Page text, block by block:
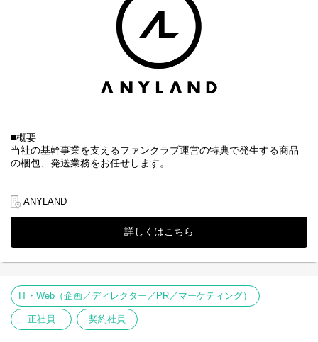
②一次面接（現場リーダークラス） ※WEB形式可
③二次面接（代表取締役） ※原則、対面形式
※選考状況によっては面接が増える可能性もあります。
や、公式アプリサービスなどのファンサービス事業を運営してお
り、「すべてのワクワクの裏側に」というミッションの下、アー
ティスト・タレントとファンとの間に絆を深めることを目指して
います。
業界のリーディングカンパニー”として成長することをビジョンと
して掲げ、常に新しい挑戦を恐れず、一人ひとりの感動を共有し
ながら、これまでにない価値を生み出す未来を築いていく仲間を
※株式会社DONUTSのグループ会社（2026年1月より）
■概要
当社の基幹事業を支えるファンクラブ運営の特典で発生する商品
の梱包、発送業務をお任せします。
・ファンクラブ特典の商品の梱包発送、管理業務
・契約書や請求書の管理業務、事務作業 など
時短勤務が可能なため、掛け持ちしたい方、子育て中の主婦
（夫）の方、子育てがひと段落し仕事復帰の第一歩としたい方な
【選考フロー】
①書類選考 ※履歴書（顔写真付）、希望シフトの提出必須 、
職務経歴書（お持ちの方のみ提出）
ANYLAND
詳しくはこちら
IT・Web（企画／ディレクター／PR／マーケティング）
正社員 契約社員